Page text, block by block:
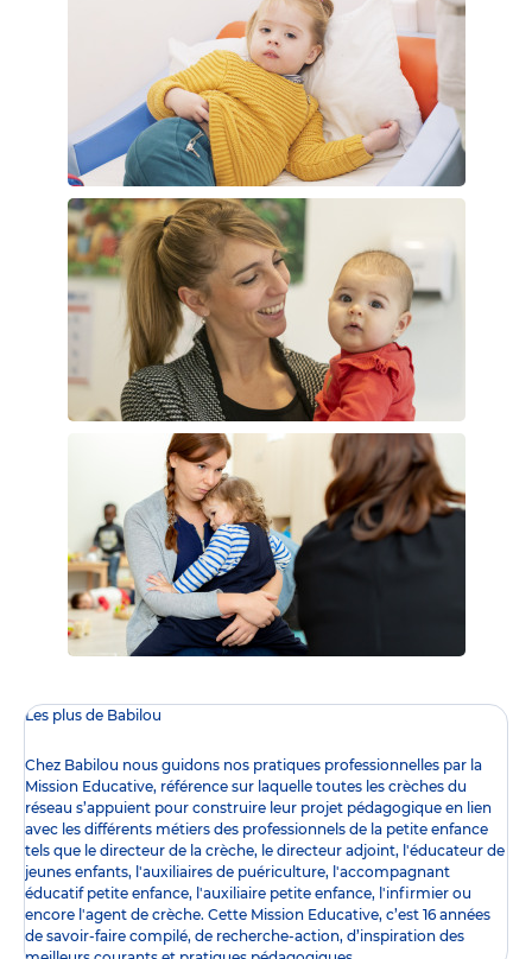
Les plus de Babilou
Chez Babilou nous guidons nos pratiques professionnelles par la
Mission Educative, référence sur laquelle toutes les crèches du
réseau s’appuient pour construire leur projet pédagogique en lien
avec les différents métiers des professionnels de la petite enfance
tels que le directeur de la crèche, le directeur adjoint, l'éducateur de
jeunes enfants, l'auxiliaires de puériculture, l'accompagnant
éducatif petite enfance, l'auxiliaire petite enfance, l'infirmier ou
encore l 'agent de crèche. Cette Mission Educative, c’est 16 années
de savoir-faire compilé, de recherche-action, d’inspiration des